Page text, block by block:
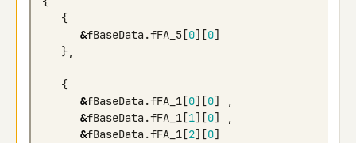
{
&fBaseData.fFA_5 [0][0]
},
{
&fBaseData.fFA_1 [0][0]
,
&fBaseData.fFA_1 [1][0]
,
&fBaseData.fFA_1 [2][0]